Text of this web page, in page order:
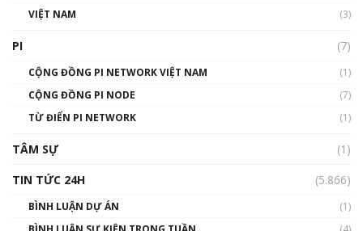
Talkshow 14: MemeCoin – Trò đùa tỷ đô
01:29:26
VIỆT NAM
(3)
PI (7)
CỘNG ĐỒNG PI NETWORK VIỆT NAM
(1)
CỘNG ĐỒNG PI NODE
(7)
TỪ ĐIỂN PI NETWORK
(1)
TÂM SỰ
(1)
TIN TỨC 24H
(5.866)
BÌNH LUẬN DỰ ÁN
(1)